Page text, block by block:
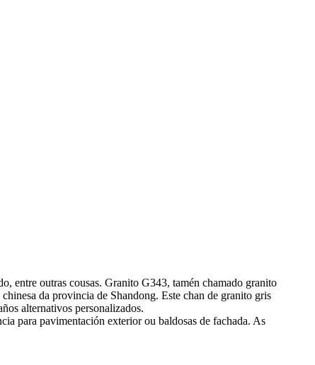
entre outras cousas. Granito G343, tamén chamado granito
da provincia de Shandong. Este chan de granito gris
alternativos personalizados.
para pavimentación exterior ou baldosas de fachada. As